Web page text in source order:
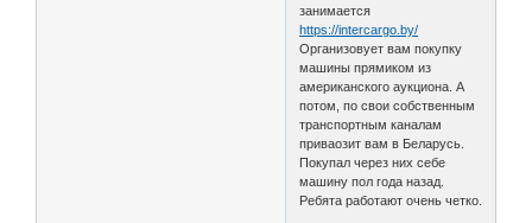
занимается
https://intercargo.by/
Организовует вам покупку
машины прямиком из
американского аукциона. А
потом, по свои собственным
транспортным каналам
приваозит вам в Беларусь.
Покупал через них себе
машину пол года назад.
Ребята работают очень четко.